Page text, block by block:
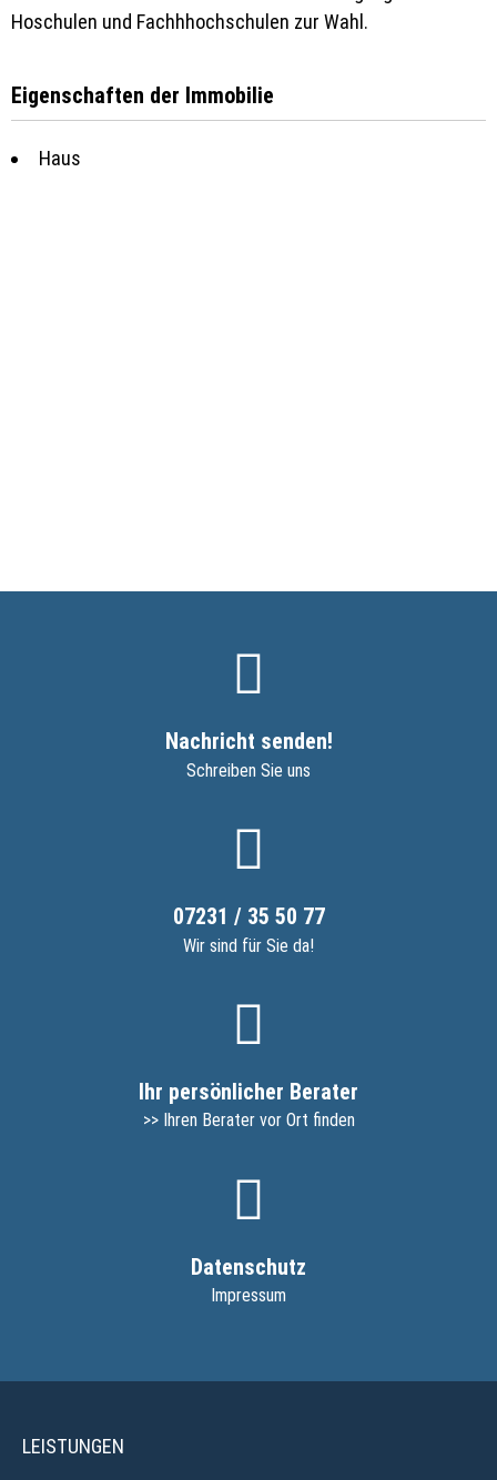
Hoschulen und Fachhhochschulen zur Wahl.
Eigenschaften der Immobilie
Haus
Nachricht senden!
Schreiben Sie uns
07231 / 35 50 77
Wir sind für Sie da!
Ihr persönlicher Berater
>> Ihren Berater vor Ort finden
Datenschutz
Impressum
LEISTUNGEN